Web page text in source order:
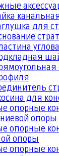
канальная
для
для
опорные
опоры
опорные
опоры
опорные